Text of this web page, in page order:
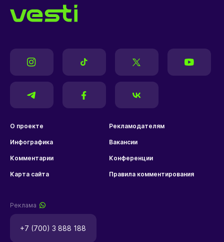
О проекте Рекламодателям
Инфографика Вакансии
Комментарии Конференции
Карта сайта Правила комментирования
Реклама
+7 (700) 3 888 188